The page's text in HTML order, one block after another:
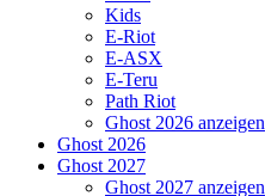
Kids
E-Riot
E-ASX
E-Teru
Path Riot
Ghost 2026 anzeigen
Ghost 2026
Ghost 2027
Ghost 2027 anzeigen